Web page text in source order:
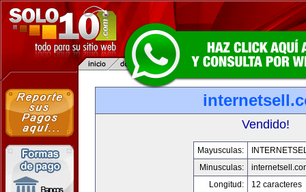
Vendido!
Mayusculas:
Minusculas:
Longitud:
12 caracteres